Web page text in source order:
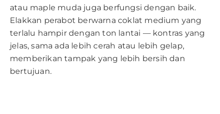
atau maple muda juga berfungsi dengan baik.
Elakkan perabot berwarna coklat medium yang
terlalu hampir dengan ton lantai — kontras yang
jelas, sama ada lebih cerah atau lebih gelap,
memberikan tampak yang lebih bersih dan
bertujuan.